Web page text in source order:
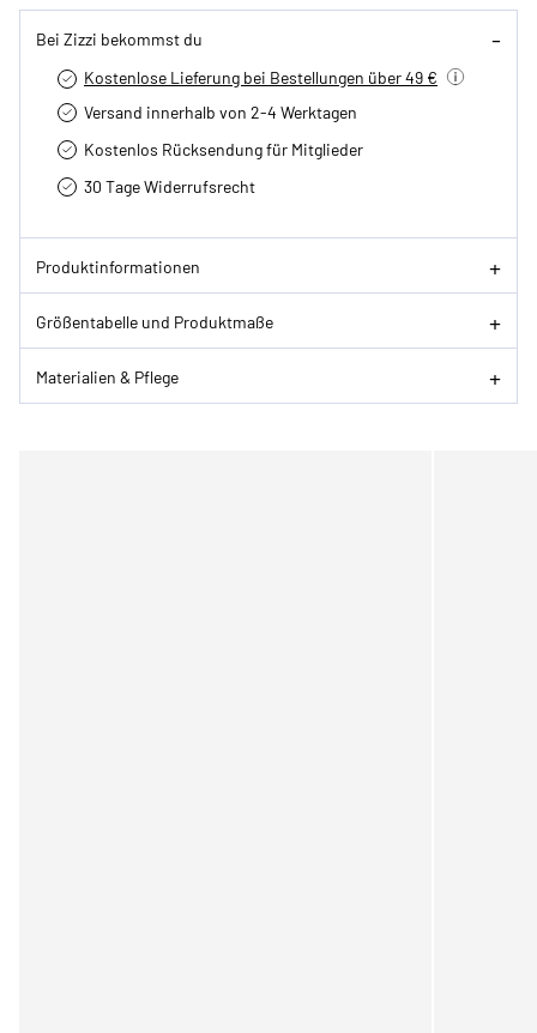
Bei Zizzi bekommst du
Kostenlose Lieferung bei Bestellungen über 49 €
Versand innerhalb von 2-4 Werktagen
Kostenlos Rücksendung für Mitglieder
30 Tage Widerrufsrecht
Produktinformationen
Größentabelle und Produktmaße
Materialien & Pflege